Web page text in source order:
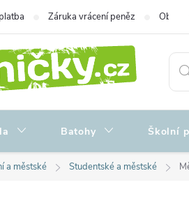
Záruka vrácení peněz
Batohy Školní
a městské Studentské a městské